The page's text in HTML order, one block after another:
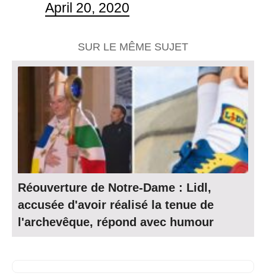
April 20, 2020
SUR LE MÊME SUJET
Réouverture de Notre-Dame : Lidl,
accusée d'avoir réalisé la tenue de
l'archevêque, répond avec humour